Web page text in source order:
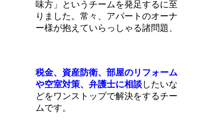
味方」というチームを発足するに至
りました。常々、アパートのオーナ
ー様が抱えていらっしゃる諸問題、
税金、資産防衛、部屋のリフォーム
や空室対策、弁護士に相談 したいな
どをワンストップで解決をするチー
ムです。